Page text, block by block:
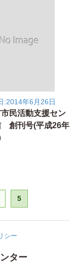
:2014年6月26日
民活動支援セン
創刊号(平成26年
5
ター
シー